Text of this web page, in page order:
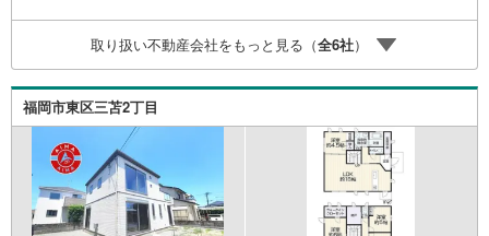
いたします。まずは『見るだけ』『ローン相談だけ』でも
大歓迎。お客様のペースを最優先し、無理な営業は一切行
いません。お客様のライフスタイルに合わせた快適な住ま
い探しをお手伝いいたします。まずはお気軽にお問い合わ
せくださいませ。
取り扱い不動産会社をもっと見る（全6社）
福岡市東区三苫2丁目